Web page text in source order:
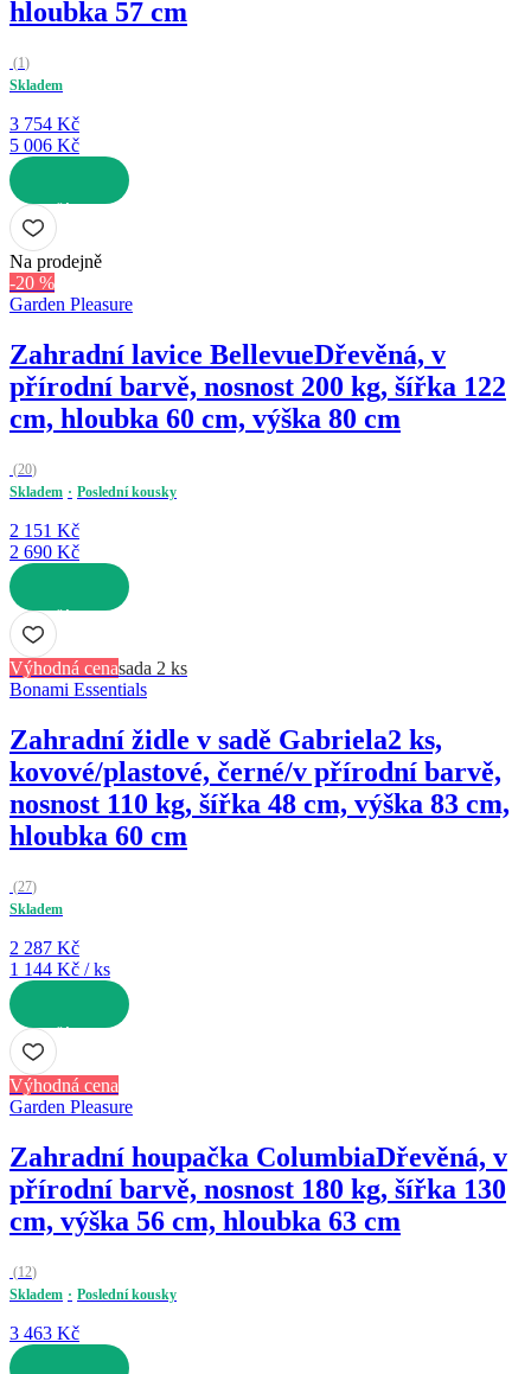
hloubka 57 cm
(1)
Skladem
3 754 Kč
5 006 Kč
DO KOŠÍKU
Na prodejně
-20 %
Garden Pleasure
Zahradní lavice BellevueDřevěná, v
přírodní barvě, nosnost 200 kg, šířka 122
cm, hloubka 60 cm, výška 80 cm
(20)
Skladem
Poslední kousky
2 151 Kč
2 690 Kč
DO KOŠÍKU
Výhodná cenasada 2 ks
Bonami Essentials
Zahradní židle v sadě Gabriela2 ks,
kovové/plastové, černé/v přírodní barvě,
nosnost 110 kg, šířka 48 cm, výška 83 cm,
hloubka 60 cm
(27)
Skladem
2 287 Kč
1 144 Kč / ks
DO KOŠÍKU
Výhodná cena
Garden Pleasure
Zahradní houpačka ColumbiaDřevěná, v
přírodní barvě, nosnost 180 kg, šířka 130
cm, výška 56 cm, hloubka 63 cm
(12)
Skladem
Poslední kousky
3 463 Kč